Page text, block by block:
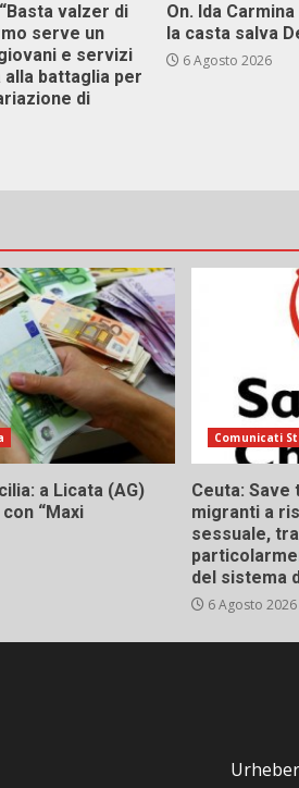
valzer di
serve un
e servizi
battaglia per
di
On. Ida
la casta salva
6 Agosto 2026
a Licata (AG)
“Maxi
Comunicati
Ceuta: Save
migranti a
sessuale,
del sistema
6 Agosto 2026